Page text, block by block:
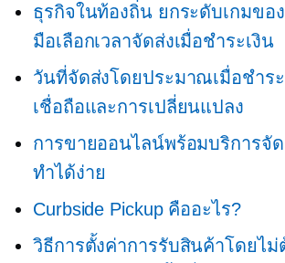
ธุรกิจในท้องถิ่น ยกระดับเกมขอ
มือเลือกเวลาจัดส่งเมื่อชำระเงิน
วันที่จัดส่งโดยประมาณเมื่อชำร
เชื่อถือและการเปลี่ยนแปลง
การขายออนไลน์พร้อมบริการจั
ทำได้ง่าย
Curbside Pickup คืออะไร?
วิธีการตั้งค่าการรับสินค้าโดยไม่